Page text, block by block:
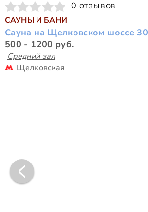
0 отзывов
САУНЫ И БАНИ
Сауна на Щелковском шоссе 30
500 - 1200 руб.
Средний зал
Щелковская